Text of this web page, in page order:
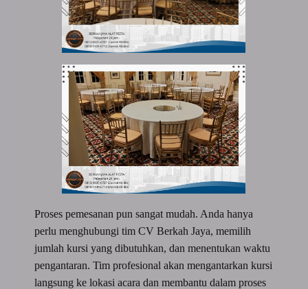
Proses pemesanan pun sangat mudah. Anda hanya
perlu menghubungi tim CV Berkah Jaya, memilih
jumlah kursi yang dibutuhkan, dan menentukan waktu
pengantaran. Tim profesional akan mengantarkan kursi
langsung ke lokasi acara dan membantu dalam proses